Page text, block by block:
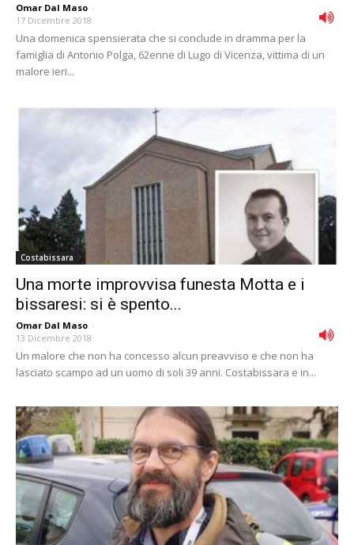
Omar Dal Maso -
17 Dicembre 2018
Una domenica spensierata che si conclude in dramma per la
famiglia di Antonio Polga, 62enne di Lugo di Vicenza, vittima di un
malore ieri...
Costabissara
Una morte improvvisa funesta Motta e i
bissaresi: si è spento...
Omar Dal Maso -
13 Dicembre 2018
Un malore che non ha concesso alcun preavviso e che non ha
lasciato scampo ad un uomo di soli 39 anni. Costabissara e in...